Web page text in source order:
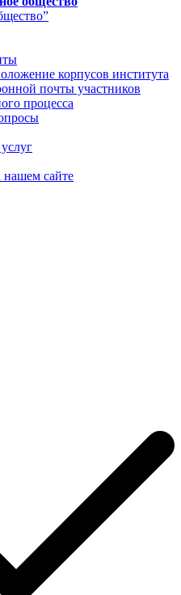
корпусов института
почты участников
процесса
сайте